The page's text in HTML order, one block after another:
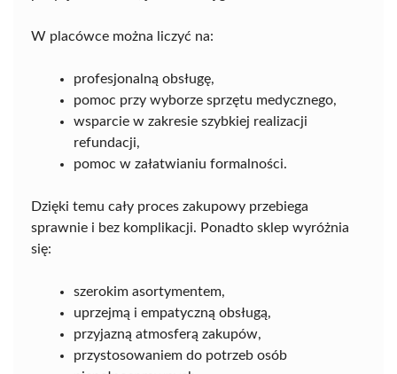
W placówce można liczyć na:
profesjonalną obsługę,
pomoc przy wyborze sprzętu medycznego,
wsparcie w zakresie szybkiej realizacji
refundacji,
pomoc w załatwianiu formalności.
Dzięki temu cały proces zakupowy przebiega
sprawnie i bez komplikacji. Ponadto sklep wyróżnia
się:
szerokim asortymentem,
uprzejmą i empatyczną obsługą,
przyjazną atmosferą zakupów,
przystosowaniem do potrzeb osób